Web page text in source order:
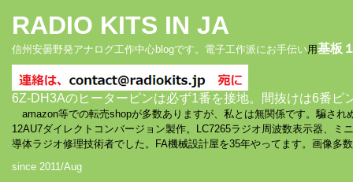
RADIO KITS IN JA
信州安曇野発アナログ工作中心blogです。電子工作派にお手伝い用基板
6Z-DH3Aのヒーターピンは必ず1番を接地。間抜けは6番ピ
amazon等での転売shopが多数ありますが、私とは無関係です。騙さ
12AU7ダイレクトコンバージョン製作。LC7265ラジオ周波数表示器、
導体ラジオ修理技術者でした。FA機械設計屋を35年やってます。画像
since 2011/Aug